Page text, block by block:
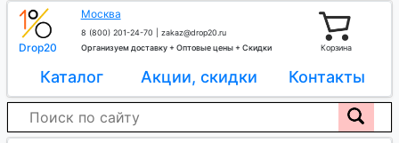
Drop20
Москва
8 (800) 201-24-70
zakaz@drop20.ru
Организуем доставку + Оптовые цены + Скидки
Корзина
Каталог Акции, скидки Контакты